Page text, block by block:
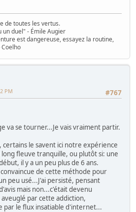
de toutes les vertus.
un duel" - Émile Augier
est dangereuse, essayez la routine,
#767
PM
va se tourner...Je vais vraiment partir.
certains le savent ici notre expérience
long fleuve tranquille, ou plutôt si: une
il y a un peu plus de 6 ans.
de cette méthode pour
peu usé...J'ai persisté, pensant
mais non...c'était devenu
par cette addiction,
par le flux insatiable d'internet...